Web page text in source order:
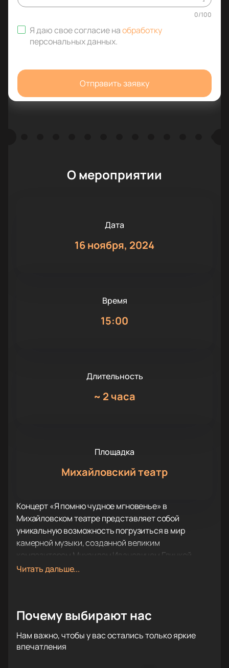
0/100
Я даю свое согласие наобработку
персональных данных.
Отправить заявку
О мероприятии
Дата
16 ноября, 2024
Время
15:00
Длительность
~ 2 часа
Площадка
Михайловский театр
Концерт «Я помню чудное мгновенье» в
Михайловском театре представляет собой
уникальную возможность погрузиться в мир
камерной музыки, созданной великим
композитором Михаилом Ивановичем Глинкой.
Этот концерт станет частью цикла камерных
оркестра Михайловского театра исполнят шедевры
В 2024 году музыкальное сообщество отмечает
220-летие со дня рождения Глинки, чье творчество
Читать дальше...
Почему выбирают нас
Нам важно, чтобы у вас остались только яркие
впечатления